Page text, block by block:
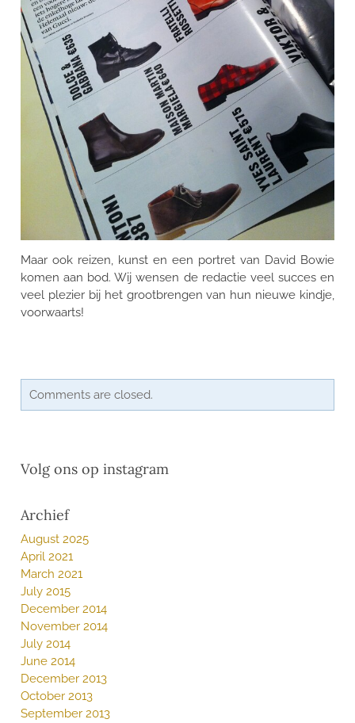
Maar ook reizen, kunst en een portret van David Bowie
komen aan bod. Wij wensen de redactie veel succes en
veel plezier bij het grootbrengen van hun nieuwe kindje,
voorwaarts!
Comments are closed.
Volg ons op instagram
Archief
August 2025
April 2021
March 2021
July 2015
December 2014
November 2014
July 2014
June 2014
December 2013
October 2013
September 2013